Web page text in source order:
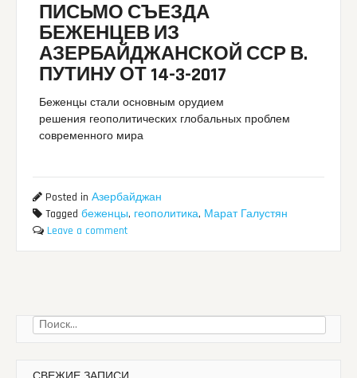
ПИСЬМО СЪЕЗДА
БЕЖЕНЦЕВ ИЗ
АЗЕРБАЙДЖАНСКОЙ ССР В.
ПУТИНУ ОТ 14-3-2017
Беженцы стали основным орудием
решения геополитических глобальных проблем
современного мира
Posted inАзербайджан
Taggedбеженцы, геополитика, Марат Галустян
Leave a comment
Найти: